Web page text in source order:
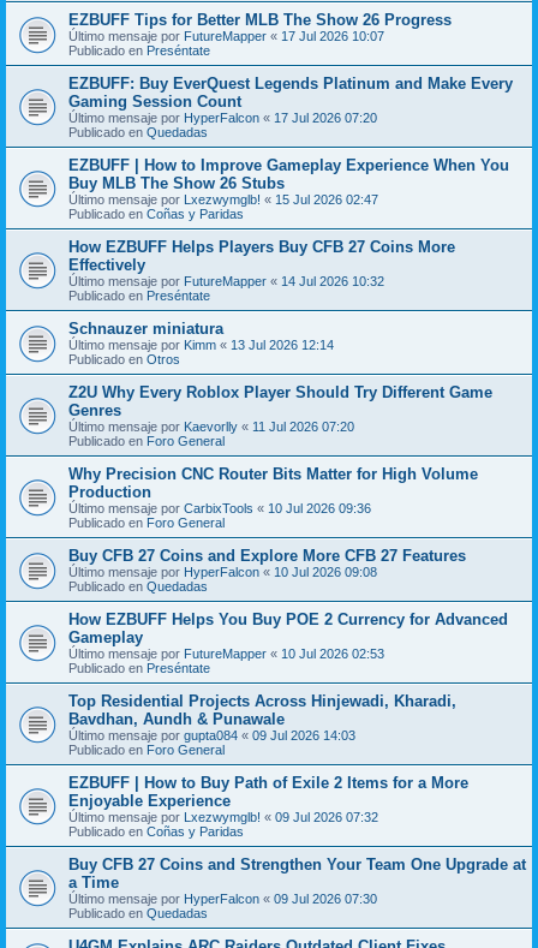
EZBUFF Tips for Better MLB The Show 26 Progress
Último mensaje por FutureMapper « 17 Jul 2026 10:07
Publicado en Preséntate
EZBUFF: Buy EverQuest Legends Platinum and Make Every
Gaming Session Count
Último mensaje por HyperFalcon « 17 Jul 2026 07:20
Publicado en Quedadas
EZBUFF | How to Improve Gameplay Experience When You
Buy MLB The Show 26 Stubs
Último mensaje por Lxezwymglb! « 15 Jul 2026 02:47
Publicado en Coñas y Paridas
How EZBUFF Helps Players Buy CFB 27 Coins More
Effectively
Último mensaje por FutureMapper « 14 Jul 2026 10:32
Publicado en Preséntate
Schnauzer miniatura
Último mensaje por Kimm « 13 Jul 2026 12:14
Publicado en Otros
Z2U Why Every Roblox Player Should Try Different Game
Genres
Último mensaje por Kaevorlly « 11 Jul 2026 07:20
Publicado en Foro General
Why Precision CNC Router Bits Matter for High Volume
Production
Último mensaje por CarbixTools « 10 Jul 2026 09:36
Publicado en Foro General
Buy CFB 27 Coins and Explore More CFB 27 Features
Último mensaje por HyperFalcon « 10 Jul 2026 09:08
Publicado en Quedadas
How EZBUFF Helps You Buy POE 2 Currency for Advanced
Gameplay
Último mensaje por FutureMapper « 10 Jul 2026 02:53
Publicado en Preséntate
Top Residential Projects Across Hinjewadi, Kharadi,
Bavdhan, Aundh & Punawale
Último mensaje por gupta084 « 09 Jul 2026 14:03
Publicado en Foro General
EZBUFF | How to Buy Path of Exile 2 Items for a More
Enjoyable Experience
Último mensaje por Lxezwymglb! « 09 Jul 2026 07:32
Publicado en Coñas y Paridas
Buy CFB 27 Coins and Strengthen Your Team One Upgrade at
a Time
Último mensaje por HyperFalcon « 09 Jul 2026 07:30
Publicado en Quedadas